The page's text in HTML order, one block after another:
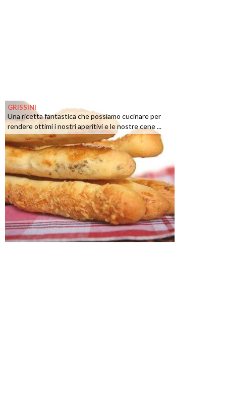
GRISSINI
Una ricetta fantastica che possiamo cucinare per
rendere ottimi i nostri aperitivi e le nostre cene ...